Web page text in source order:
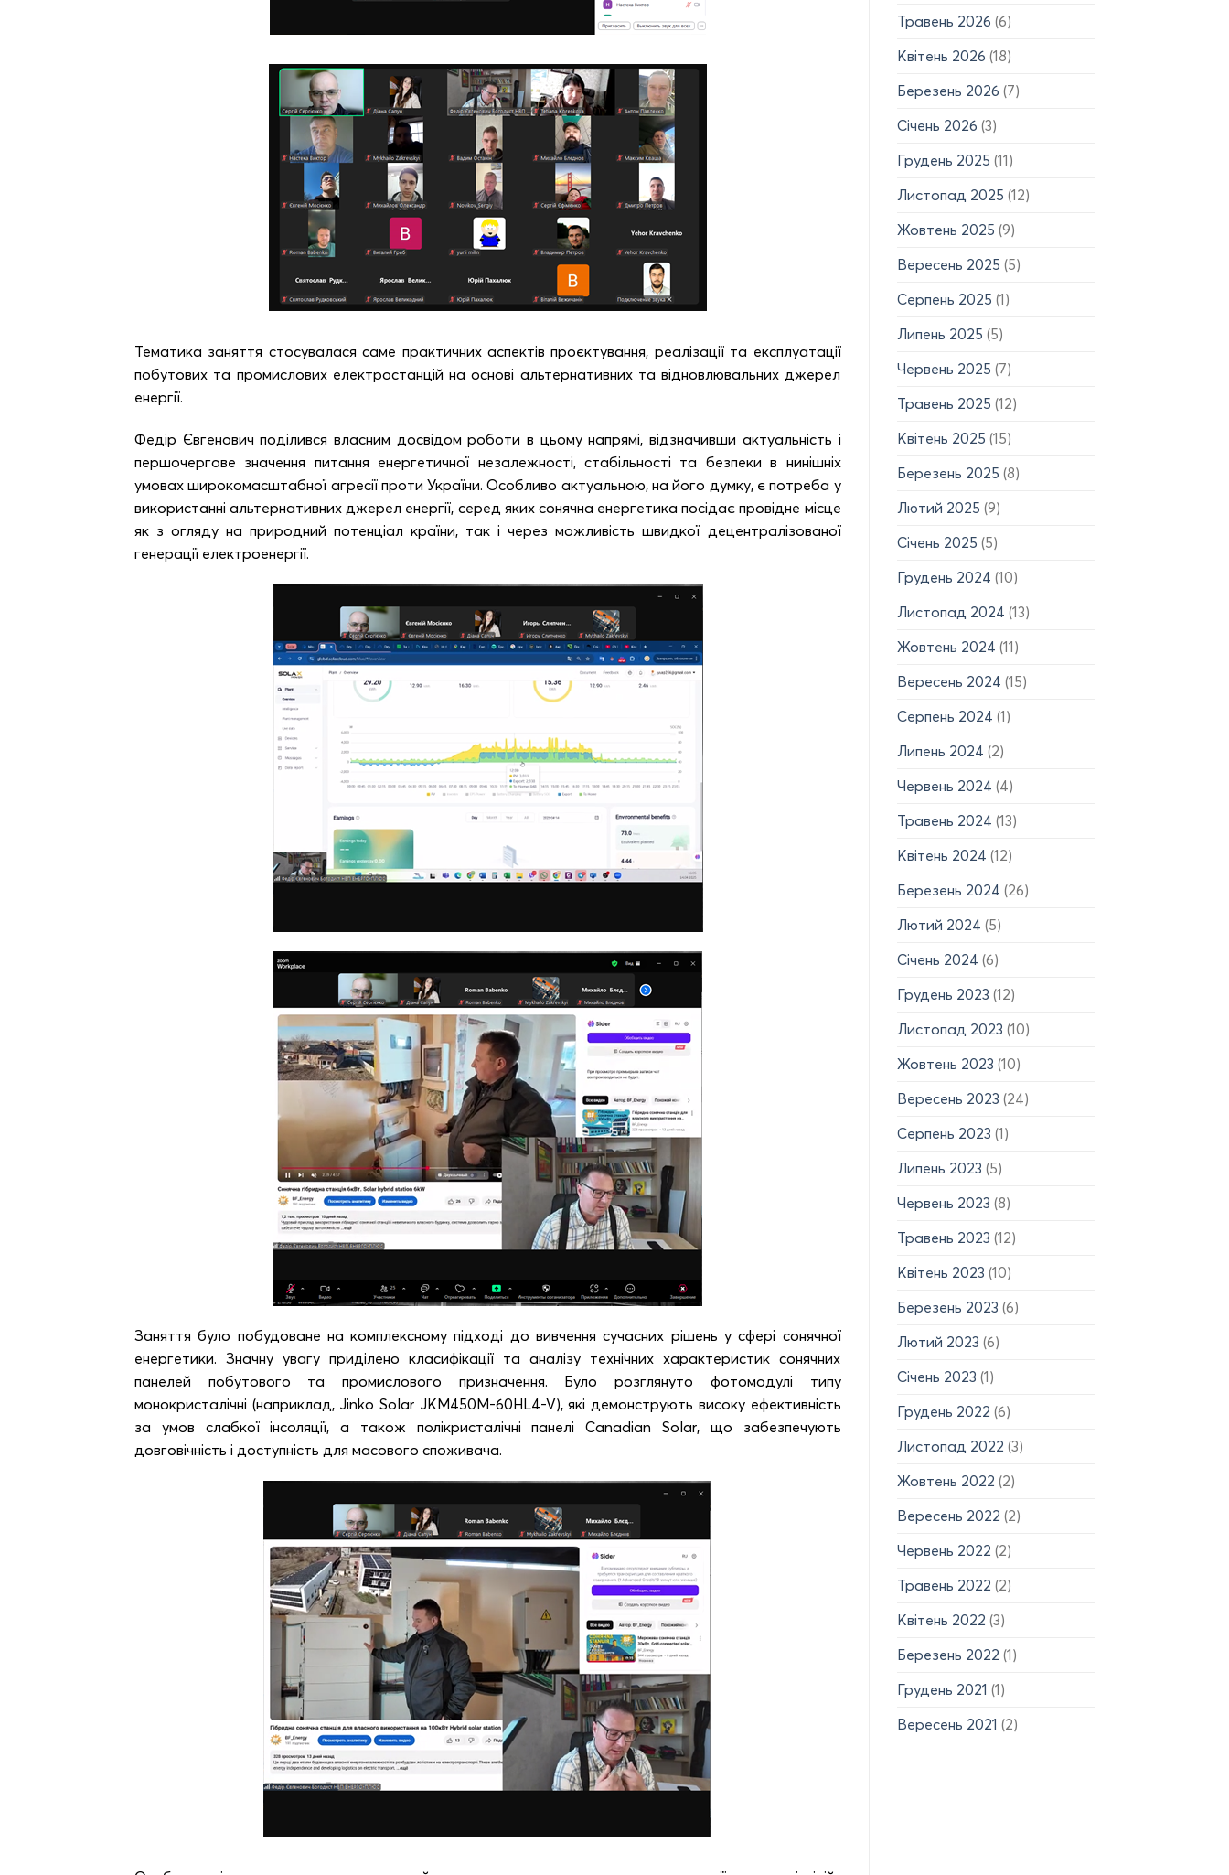
Тематика заняття стосувалася саме практичних аспектів проєктування, реалізації та експлуатації
побутових та промислових електростанцій на основі альтернативних та відновлювальних джерел
енергії.
Федір Євгенович поділився власним досвідом роботи в цьому напрямі, відзначивши актуальність і
першочергове значення питання енергетичної незалежності, стабільності та безпеки в нинішніх
умовах широкомасштабної агресії проти України. Особливо актуальною, на його думку, є потреба у
використанні альтернативних джерел енергії, серед яких сонячна енергетика посідає провідне місце
як з огляду на природний потенціал країни, так і через можливість швидкої децентралізованої
генерації електроенергії.
Заняття було побудоване на комплексному підході до вивчення сучасних рішень у сфері сонячної
енергетики. Значну увагу приділено класифікації та аналізу технічних характеристик сонячних
панелей побутового та промислового призначення. Було розглянуто фотомодулі типу
монокристалічні (наприклад, Jinko Solar JKM450M-60HL4-V), які демонструють високу ефективність
за умов слабкої інсоляції, а також полікристалічні панелі Canadian Solar, що забезпечують
довговічність і доступність для масового споживача.
Травень 2026 (6)
Квітень 2026 (18)
Березень 2026 (7)
Січень 2026 (3)
Грудень 2025 (11)
Листопад 2025 (12)
Жовтень 2025 (9)
Вересень 2025 (5)
Серпень 2025 (1)
Липень 2025 (5)
Червень 2025 (7)
Травень 2025 (12)
Квітень 2025 (15)
Березень 2025 (8)
Лютий 2025 (9)
Січень 2025 (5)
Грудень 2024 (10)
Листопад 2024 (13)
Жовтень 2024 (11)
Вересень 2024 (15)
Серпень 2024 (1)
Липень 2024 (2)
Червень 2024 (4)
Травень 2024 (13)
Квітень 2024 (12)
Березень 2024 (26)
Лютий 2024 (5)
Січень 2024 (6)
Грудень 2023 (12)
Листопад 2023 (10)
Жовтень 2023 (10)
Вересень 2023 (24)
Серпень 2023 (1)
Липень 2023 (5)
Червень 2023 (8)
Травень 2023 (12)
Квітень 2023 (10)
Березень 2023 (6)
Лютий 2023 (6)
Січень 2023 (1)
Грудень 2022 (6)
Листопад 2022 (3)
Жовтень 2022 (2)
Вересень 2022 (2)
Червень 2022 (2)
Травень 2022 (2)
Квітень 2022 (3)
Березень 2022 (1)
Грудень 2021 (1)
Вересень 2021 (2)